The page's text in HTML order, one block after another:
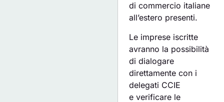
di commercio italiane
all’estero presenti.
Le imprese iscritte
avranno la possibilità
di dialogare
direttamente con i
delegati CCIE
e verificare le